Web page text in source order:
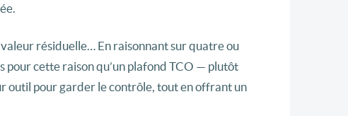
résiduelle… En raisonnant sur quatre ou
pour cette raison qu’un plafond TCO — plutôt
outil pour garder le contrôle, tout en offrant un